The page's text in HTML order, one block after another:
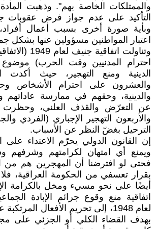
والممتلكات الخاصة بهم". وذهبت
التأكيد على عدم جواز فرض عقوبات
وبأية صورة أخرى بسبب أعمال
اعتبار المواطنين مسؤولين عنها بشكل
وتناولت اتفاقية
احترام المدنيين وقت الحرب) موضوع
الدينية ومنع التهجير، حيث أكدت
والعشرون على احترام الأشخاص
والدينية، وحقهم في ممارسة عاداتهم
عن التعرّض والقذف العلني، وحظرت
والأربعون التهجير الإجباري (الفردي
الترحيل بغضّ النظر عن الأسباب.
إن القانون الدولي يحرّم الاعتداء على
ويمنع أي امتهان لكرامتهم وشرفهم
فحتى لو افترضنا أن المهجرين هم من
بقرار تعسفي من الحكومة العراقية،
أيضًا على نحو مسيء ومخل بالكرامة
لعام 1948، إلى تحريم الأفعال
بهدف القضاء الكلي أو الجزئي على